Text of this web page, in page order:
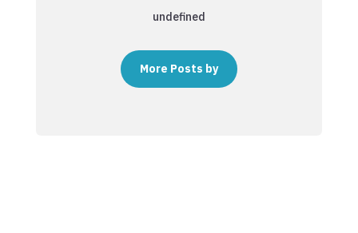
undefined
More Posts by